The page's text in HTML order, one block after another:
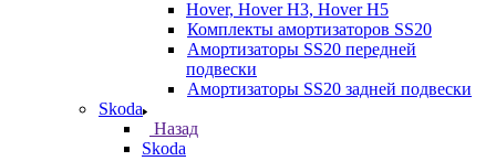
Hover, Hover H3, Hover H5
Комплекты амортизаторов SS20
Амортизаторы SS20 передней
подвески
Амортизаторы SS20 задней подвески
Skoda
Назад
Skoda